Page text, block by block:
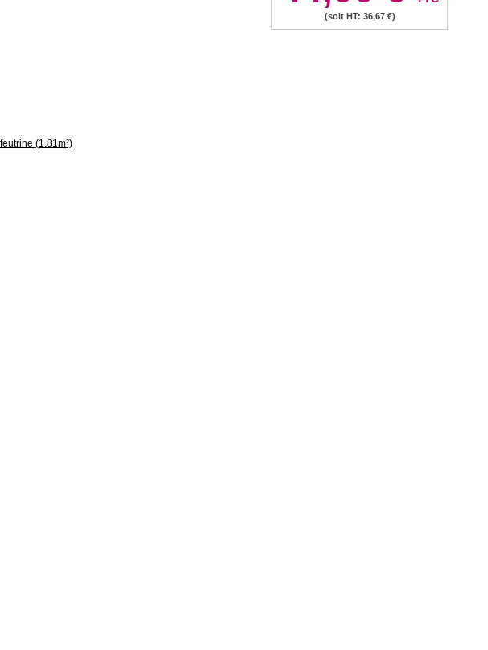
(soit HT: 36,67 €)
(1.81m²)